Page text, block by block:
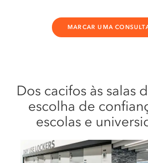
MARCAR UMA
Dos cacifos às salas
escolha de
escolas e